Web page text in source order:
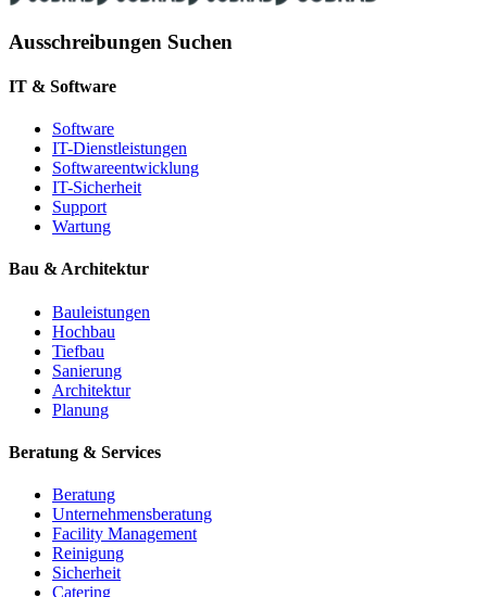
Ausschreibungen Suchen
IT & Software
Software
IT-Dienstleistungen
Softwareentwicklung
IT-Sicherheit
Support
Wartung
Bau & Architektur
Bauleistungen
Hochbau
Tiefbau
Sanierung
Architektur
Planung
Beratung & Services
Beratung
Unternehmensberatung
Facility Management
Reinigung
Sicherheit
Catering